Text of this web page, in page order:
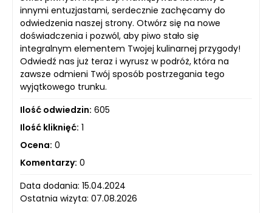
innymi entuzjastami, serdecznie zachęcamy do
odwiedzenia naszej strony. Otwórz się na nowe
doświadczenia i pozwól, aby piwo stało się
integralnym elementem Twojej kulinarnej przygody!
Odwiedź nas już teraz i wyrusz w podróż, która na
zawsze odmieni Twój sposób postrzegania tego
wyjątkowego trunku.
Ilość odwiedzin: 605
Ilość kliknięć: 1
Ocena: 0
Komentarzy: 0
Data dodania: 15.04.2024
Ostatnia wizyta: 07.08.2026